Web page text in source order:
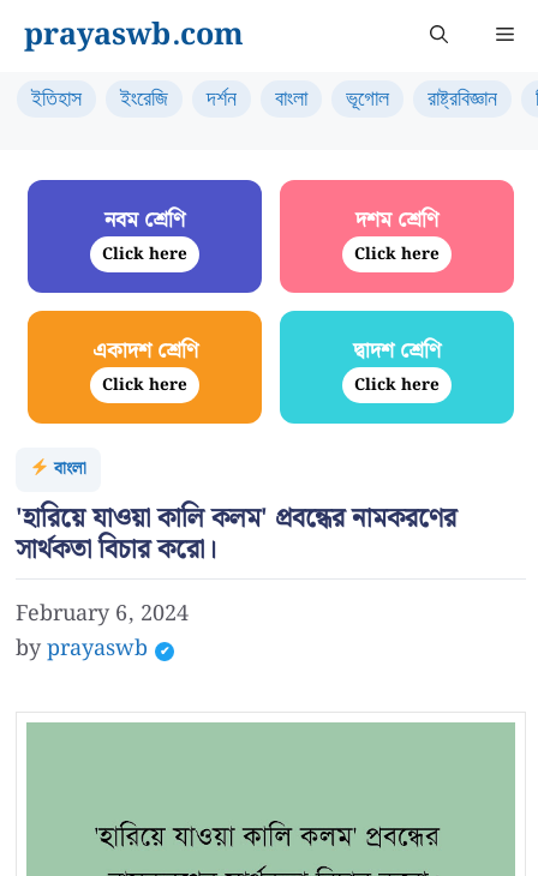
content
prayaswb.com
ইতিহাস ইংরেজি দর্শন বাংলা ভূগোল রাষ্ট্রবিজ্ঞান
নবম শ্রেণি
Click here
দশম শ্রেণি
Click here
একাদশ শ্রেণি
Click here
দ্বাদশ শ্রেণি
Click here
বাংলা
'হারিয়ে যাওয়া কালি কলম' প্রবন্ধের নামকরণের
সার্থকতা বিচার করো।
February 6, 2024
byprayaswb